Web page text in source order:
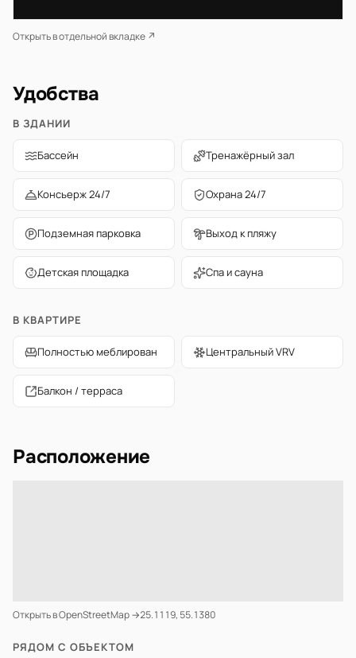
Открыть в отдельной вкладке ↗
Удобства
В ЗДАНИИ
Бассейн Тренажёрный зал
Консьерж 24/7 Охрана 24/7
Подземная парковка Выход к пляжу
Детская площадка Спа и сауна
В КВАРТИРЕ
Полностью меблирован Центральный VRV
Балкон / терраса
Расположение
Открыть в OpenStreetMap →25.1119, 55.1380
РЯДОМ С ОБЪЕКТОМ